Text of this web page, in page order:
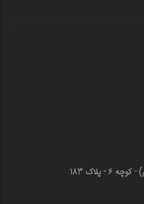
قم - خیابان انقلاب (چهارمردان)‌ - کوچه 6 - پلاک 183